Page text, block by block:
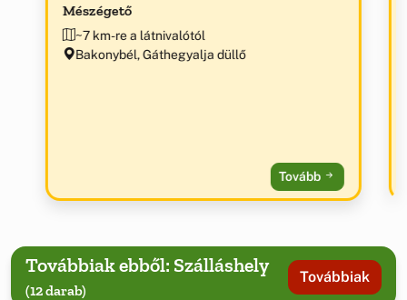
Mészégető
~7 km-re a látnivalótól
Bakonybél, Gáthegyalja düllő
Tovább
Továbbiak ebből: Szálláshely
(12 darab)
Továbbiak